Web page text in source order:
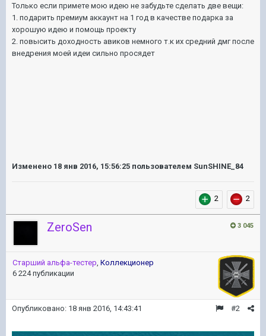
Только если примете мою идею не забудьте сделать две вещи:
1. подарить премиум аккаунт на 1 год в качестве подарка за
хорошую идею и помощь проекту
2. повысить доходность авиков немного т.к их средний дмг после
внедрения моей идеи сильно просядет
Изменено 18 янв 2016, 15:56:25 пользователем SunSHINE_84
2 2
3 045
ZeroSen
Старший альфа-тестер Коллекционер
6 224 публикации
#2
Опубликовано: 18 янв 2016, 14:43:41